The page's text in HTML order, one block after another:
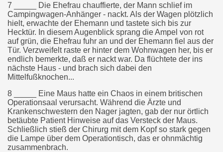
7 _____ Die Ehefrau chauffierte, der Mann schlief im
Campingwagen-Anhänger - nackt. Als der Wagen plötzlich
hielt, erwachte der Ehemann und tastete sich bis zur
Hecktür. In diesem Augenblick sprang die Ampel von rot
auf grün, die Ehefrau fuhr an und der Ehemann fiel aus der
Tür. Verzweifelt raste er hinter dem Wohnwagen her, bis er
endlich bemerkte, daß er nackt war. Da flüchtete der ins
nächste Haus - und brach sich dabei den
Mittelfußknochen...
8 _____ Eine Maus hatte ein Chaos in einem britischen
Operationsaal verursacht. Während die Ärzte und
Krankenschwestern den Nager jagten, gab der nur örtlich
betäubte Patient Hinweise auf das Versteck der Maus.
Schließlich stieß der Chirurg mit dem Kopf so stark gegen
die Lampe über dem Operationtisch, das er ohnmächtig
zusammenbrach.